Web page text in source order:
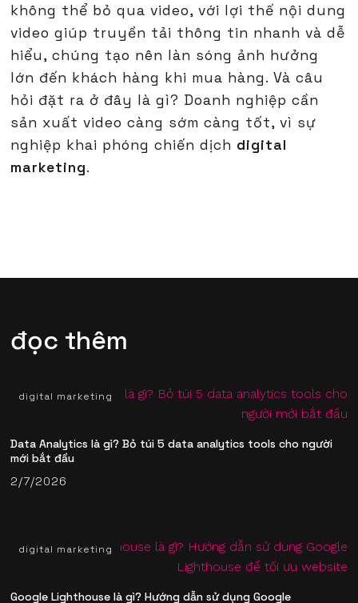
không thể bỏ qua video, với lợi thế nội dung
video giúp truyền tải thông tin nhanh và dễ
hiểu, chúng tạo nên làn sóng ảnh hưởng
lớn đến khách hàng khi mua hàng. Và câu
hỏi đặt ra ở đây là gì? Doanh nghiệp cần
sản xuất video càng sớm càng tốt, vì sự
nghiệp khai phóng chiến dịch digital
marketing.
đọc thêm
digital marketing
Data Analytics là gì? Bỏ túi 5 data analytics tools​ cho người
mới bắt đầu
2/7/2026
digital marketing
Google Lighthouse là gì? Hướng dẫn sử dụng Google